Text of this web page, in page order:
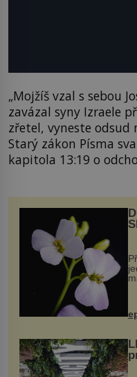
„Mojžíš vzal s sebou
zavázal syny Izraele
zřetel, vyneste odsud
Starý zákon Písma
kapitola 13:19 o